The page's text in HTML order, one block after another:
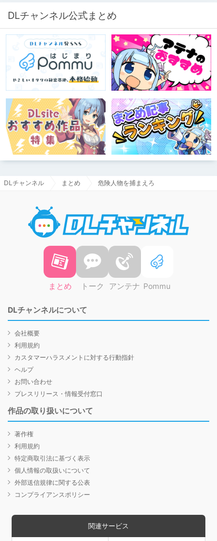
DLチャンネル公式まとめ
DLチャンネル まとめ 危険人物を捕まえろ
まとめ トーク アンテナ Pommu
DLチャンネルについて
会社概要
利用規約
カスタマーハラスメントに対する行動指針
ヘルプ
お問い合わせ
プレスリリース・情報受付窓口
作品の取り扱いについて
著作権
利用規約
特定商取引法に基づく表示
個人情報の取扱いについて
外部送信規律に関する公表
コンプライアンスポリシー
関連サービス